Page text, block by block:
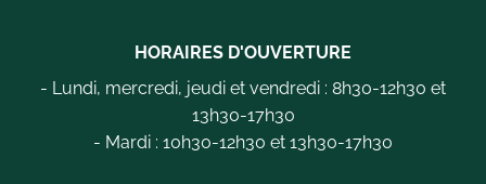
HORAIRES D'OUVERTURE
- Lundi, mercredi, jeudi et vendredi : 8h30-12h30 et
13h30-17h30
- Mardi : 10h30-12h30 et 13h30-17h30